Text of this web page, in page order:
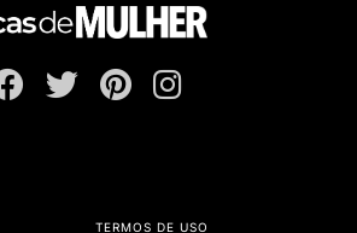
TERMOS DE USO